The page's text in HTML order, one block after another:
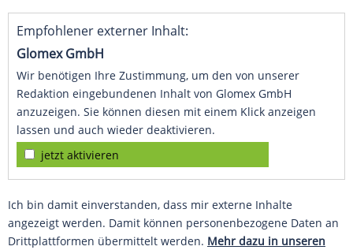
Empfohlener externer Inhalt:
Glomex GmbH
Wir benötigen Ihre Zustimmung, um den von unserer
Redaktion eingebundenen Inhalt von Glomex GmbH
anzuzeigen. Sie können diesen mit einem Klick anzeigen
lassen und auch wieder deaktivieren.
jetzt aktivieren
Ich bin damit einverstanden, dass mir externe Inhalte
angezeigt werden. Damit können personenbezogene Daten an
Drittplattformen übermittelt werden. Mehr dazu in unseren